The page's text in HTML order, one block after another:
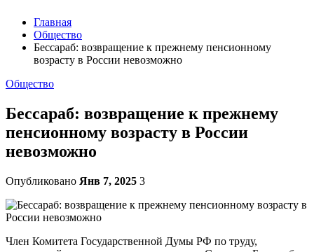
Главная
Общество
Бессараб: возвращение к прежнему пенсионному
возрасту в России невозможно
Общество
Бессараб: возвращение к прежнему
пенсионному возрасту в России
невозможно
Опубликовано Янв 7, 2025 3
Член Комитета Государственной Думы РФ по труду,